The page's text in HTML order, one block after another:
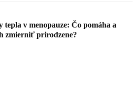
tepla v menopauze: Čo pomáha a
zmierniť prirodzene?